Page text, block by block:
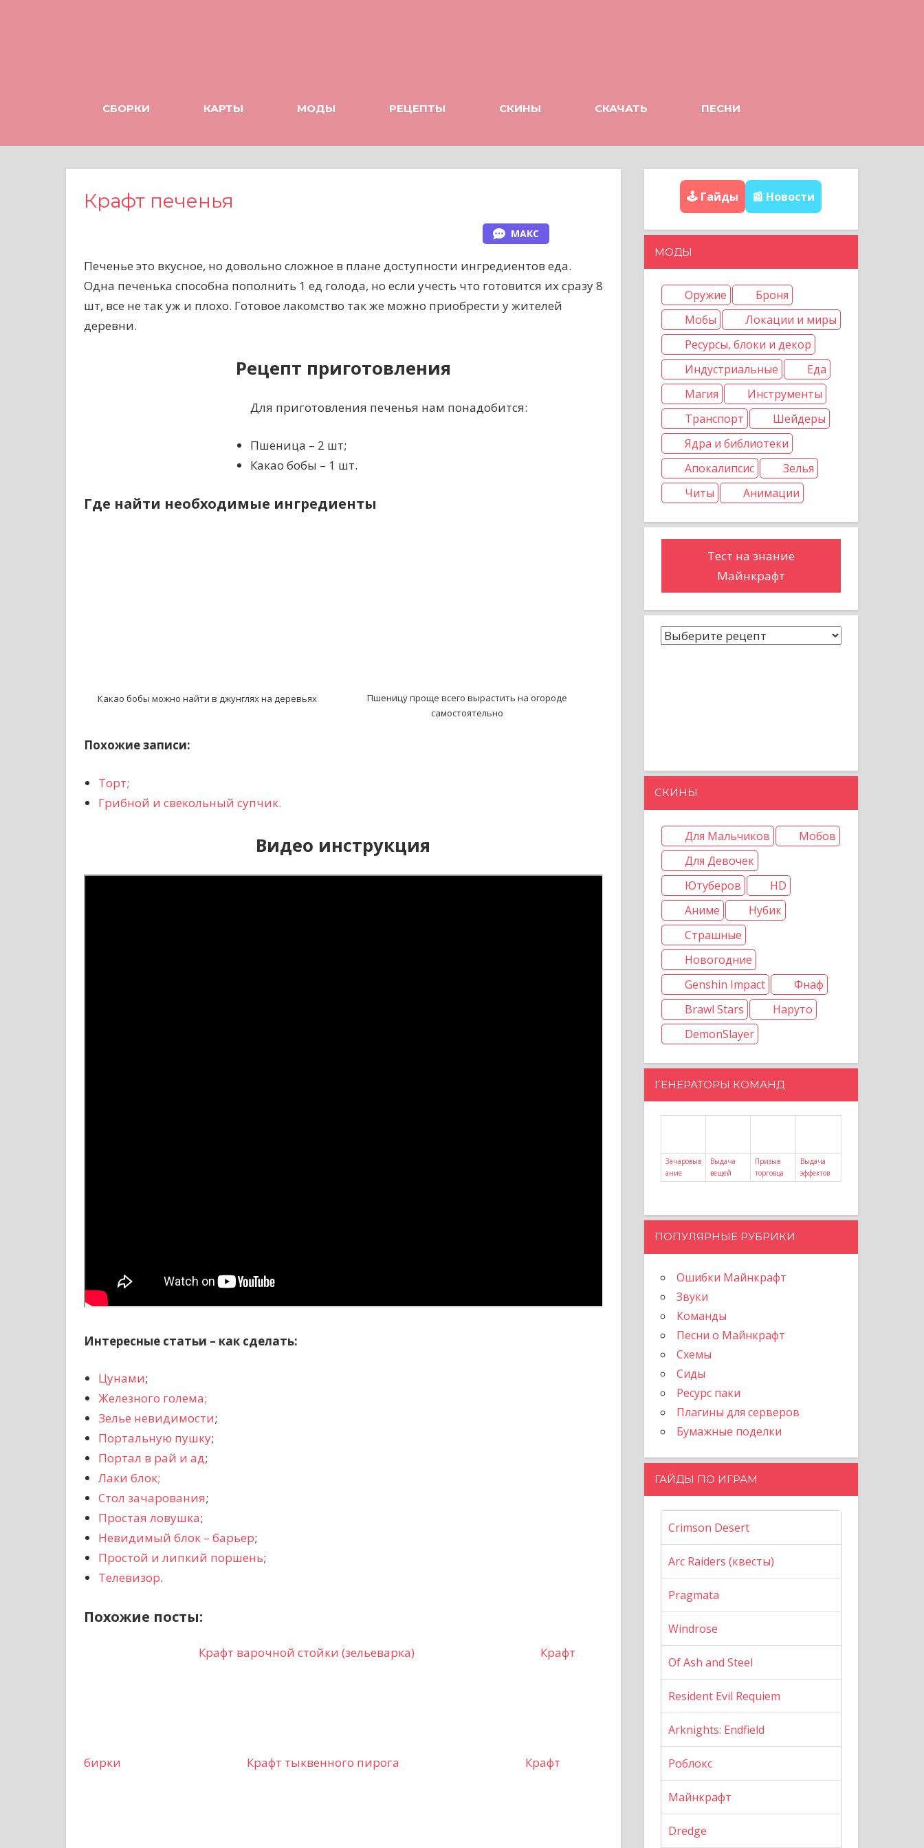
СБОРКИ КАРТЫ МОДЫ РЕЦЕПТЫ СКИНЫ СКАЧАТЬ ПЕСНИ
Крафт печенья
МАКС
Печенье это вкусное, но довольно сложное в плане доступности ингредиентов еда.
Одна печенька способна пополнить 1 ед голода, но если учесть что готовится их сразу 8
шт, все не так уж и плохо. Готовое лакомство так же можно приобрести у жителей
деревни.
Рецепт приготовления
Для приготовления печенья нам понадобится:
Пшеница – 2 шт;
Какао бобы – 1 шт.
Где найти необходимые ингредиенты
Какао бобы можно найти в джунглях на деревьях
Пшеницу проще всего вырастить на огороде
самостоятельно
Похожие записи:
Торт;
Грибной и свекольный супчик.
Видео инструкция
Интересные статьи – как сделать:
Цунами;
Железного голема;
Зелье невидимости;
Портальную пушку;
Портал в рай и ад;
Лаки блок;
Стол зачарования;
Простая ловушка;
Невидимый блок – барьер;
Простой и липкий поршень;
Телевизор.
Похожие посты:
Крафт варочной стойки (зельеварка) Крафт
бирки Крафт тыквенного пирога Крафт
🕹️ Гайды 📰 Новости
МОДЫ
Оружие
Броня
Мобы
Локации и миры
Ресурсы, блоки и декор
Индустриальные
Еда
Магия
Инструменты
Транспорт
Шейдеры
Ядра и библиотеки
Апокалипсис
Зелья
Читы
Анимации
Тест на знание
Майнкрафт
СКИНЫ
Для Мальчиков
Мобов
Для Девочек
Ютуберов
HD
Аниме
Нубик
Страшные
Новогодние
Genshin Impact
Фнаф
Brawl Stars
Наруто
DemonSlayer
ГЕНЕРАТОРЫ КОМАНД
Зачаровыв
ание
Выдача
вещей
Призыв
торговца
Выдача
эффектов
ПОПУЛЯРНЫЕ РУБРИКИ
Ошибки Майнкрафт
Звуки
Команды
Песни о Майнкрафт
Схемы
Сиды
Ресурс паки
Плагины для серверов
Бумажные поделки
ГАЙДЫ ПО ИГРАМ
Crimson Desert
Arc Raiders (квесты)
Pragmata
Windrose
Of Ash and Steel
Resident Evil Requiem
Arknights: Endfield
Роблокс
Майнкрафт
Dredge